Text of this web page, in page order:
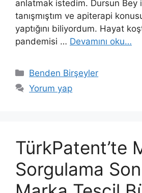
anlatmak istedim. Dursun Bey
tanışmıştım ve apiterapi
yaptığını biliyordum. Hayat
pandemisi … Devamını oku…
Kategoriler
Benden Birşeyler
Yorum yap
TürkPatent’te
Sorgulama